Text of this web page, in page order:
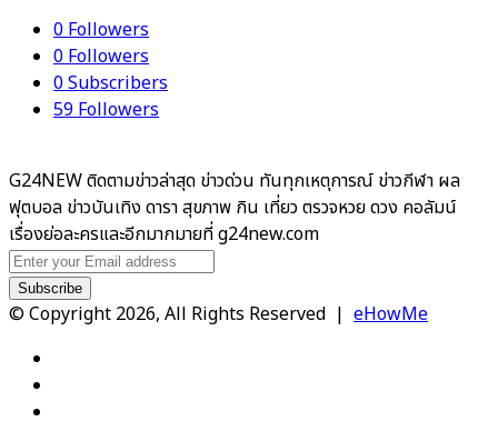
0 Followers
0 Followers
0Subscribers
59 Followers
G24NEW ติดตามข่าวล่าสุด ข่าวด่วน ทันทุกเหตุการณ์ ข่าวกีฬา ผล
ฟุตบอล ข่าวบันเทิง ดารา สุขภาพ กิน เที่ยว ตรวจหวย ดวง คอลัมน์
เรื่องย่อละครและอีกมากมายที่ g24new.com
Enter
your
Email
© Copyright 2026, All Rights Reserved | eHowMe